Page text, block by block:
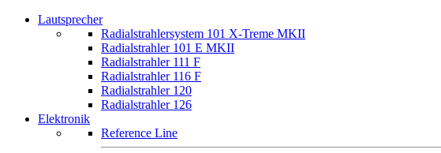
Lautsprecher
Radialstrahlersystem 101 X-Treme MKII
Radialstrahler 101 E MKII
Radialstrahler 111 F
Radialstrahler 116 F
Radialstrahler 120
Radialstrahler 126
Elektronik
Reference Line